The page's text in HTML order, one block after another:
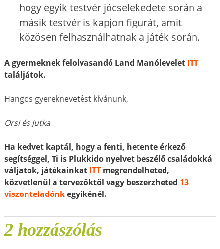
hogy egyik testvér jócselekedete során a
másik testvér is kapjon figurát, amit
közösen felhasználhatnak a játék során.
A gyermeknek felolvasandó Land Manólevelet ITT
találjátok.
Hangos gyereknevetést kívánunk,
Orsi és Jutka
Ha kedvet kaptál, hogy a fenti, hetente érkező
segítséggel, Ti is Plukkido nyelvet beszélő családokká
váljatok, játékainkat ITT megrendelheted,
közvetlenül a tervezőktől vagy beszerzheted 13
viszonteladónkegyikénél.
2 hozzászólás